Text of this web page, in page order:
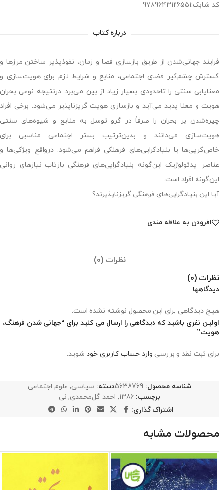
کد شابک:9789643126551
درباره کتاب
فرایند جهانی‌شدن از طریق بازسازی فضا و زمان، نفوذپذیر ساختن مرزها و
گسترش چشم‌گیر فضای اجتماعی، منابع و شرایط لازم برای هویت‌سازی و
معنایابی سنتی را تاحدودی بسیار زیاد از بین می‌برد. درنتیجه نوعی بحران
هویت و معنا پدید می‌آید و بازسازی هویت گریزناپذیر می‌شود. برخی افراد
چیره‌شدن بر بحران را صرفاً در گرو توسل به منابع و شیوه‌های سنتی
هویت‌سازی می‌دانند و بدین‌ترتیب بستر اجتماعی مناسبی برای
خاص‌گرایی‌ها یا بنیادگرایی‌های فرهنگی فراهم می‌شود. درواقع ویژگی‌ها و
عناصر ایدئولوژیک این‌گونه بنیادگرایی‌های فرهنگی بازتاب نیازهای روانی
این‌گونه افراد است.
آیا این بنیادگرایی‌های فرهنگی گریزناپذیرند؟
افزودن به علاقه مندی
نظرات (0)
نظرات (0)
دیدگاهها
هیچ دیدگاهی برای این محصول نوشته نشده است.
اولین نفری باشید که دیدگاهی را ارسال می کنید برای “جهانی شدن فرهنگ،
هویت”
برای ثبت نقد و بررسی وارد حساب کاربری خود شوید.
شناسه محصول: 5638769دسته: سیاسی, علوم اجتماعی
برچسب: 1386
, احمد گل‌محمدی, نی
اشتراک گذاری:
محصولات مشابه